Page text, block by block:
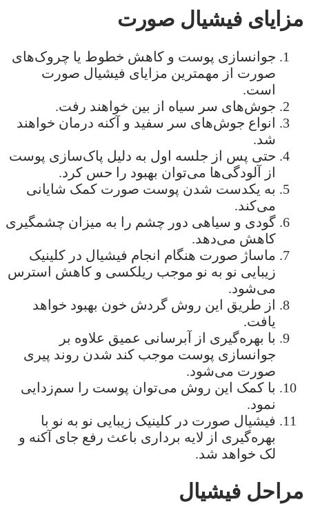
مزایای فیشیال صورت
جوانسازی پوست و کاهش خطوط یا چروک‌های
صورت از مهمترین مزایای فیشیال صورت
است.
جوش‌های سر سیاه از بین خواهند رفت.
انواع جوش‌های سر سفید و آکنه درمان خواهند
شد.
حتی پس از جلسه اول به دلیل پاک‌سازی پوست
از آلودگی‌ها می‌توان بهبود را حس کرد.
به یکدست شدن پوست صورت کمک شایانی
می‌کند.
گودی و سیاهی دور چشم را به میزان چشمگیری
کاهش می‌دهد.
ماساژ صورت هنگام انجام فیشیال در کلینیک
زیبایی نو به نو موجب ریلکسی و کاهش استرس
می‌شود.
از طریق این روش گردش خون بهبود خواهد
یافت.
با بهره‌گیری از آبرسانی عمیق علاوه بر
جوانسازی پوست موجب کند شدن روند پیری
صورت می‌شود.
با کمک این روش می‌توان پوست را سم‌زدایی
نمود.
فیشیال صورت در کلینیک زیبایی نو به نو با
بهره‌گیری از لایه برداری باعث رفع جای آکنه و
لک خواهد شد.
مراحل فیشیال